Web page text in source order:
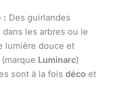
: Des guirlandes
les arbres ou le
lumière douce et
Luminarc)
sont à la fois déco et